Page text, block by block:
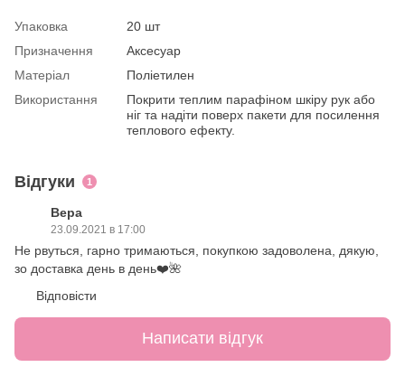
Упаковка
20 шт
Призначення
Аксесуар
Матеріал
Поліетилен
Використання
Покрити теплим парафіном шкіру рук або
ніг та надіти поверх пакети для посилення
теплового ефекту.
Відгуки 1
Вера
23.09.2021 в 17:00
Не рвуться, гарно тримаються, покупкою задоволена, дякую,
зо доставка день в день❤️🌺
Відповісти
Написати відгук